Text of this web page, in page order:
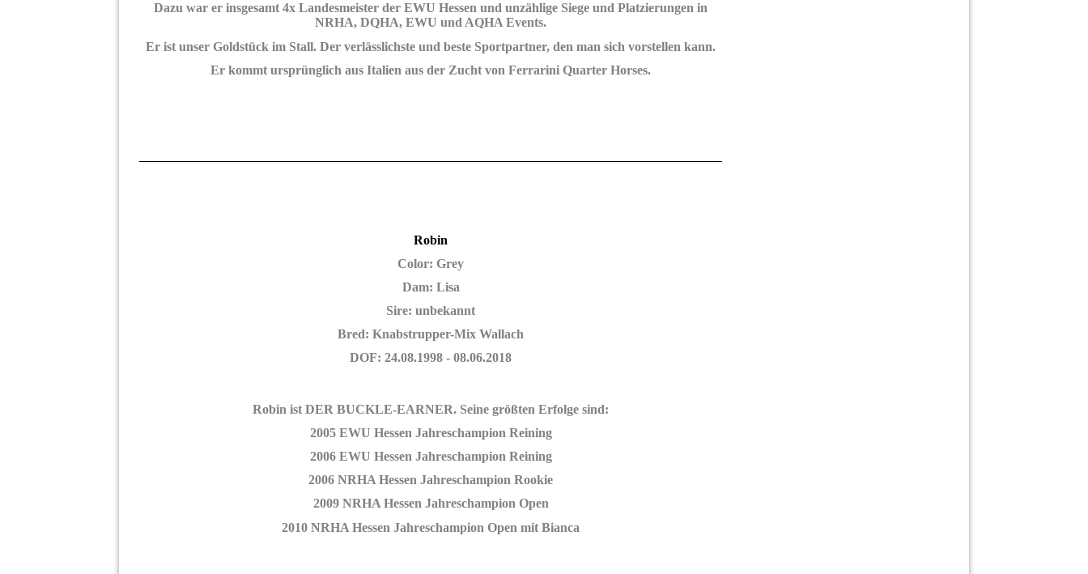
Dazu war er insgesamt 4x Landesmeister der EWU Hessen und unzählige Siege und Platzierungen in
NRHA, DQHA, EWU und AQHA Events.
Er ist unser Goldstück im Stall. Der verlässlichste und beste Sportpartner, den man sich vorstellen kann.
Er kommt ursprünglich aus Italien aus der Zucht von Ferrarini Quarter Horses.
Robin
Color: Grey
Dam: Lisa
Sire: unbekannt
Bred: Knabstrupper-Mix Wallach
DOF: 24.08.1998 - 08.06.2018
Robin ist DER BUCKLE-EARNER. Seine größten Erfolge sind:
2005 EWU Hessen Jahreschampion Reining
2006 EWU Hessen Jahreschampion Reining
2006 NRHA Hessen Jahreschampion Rookie
2009 NRHA Hessen Jahreschampion Open
2010 NRHA Hessen Jahreschampion Open mit Bianca